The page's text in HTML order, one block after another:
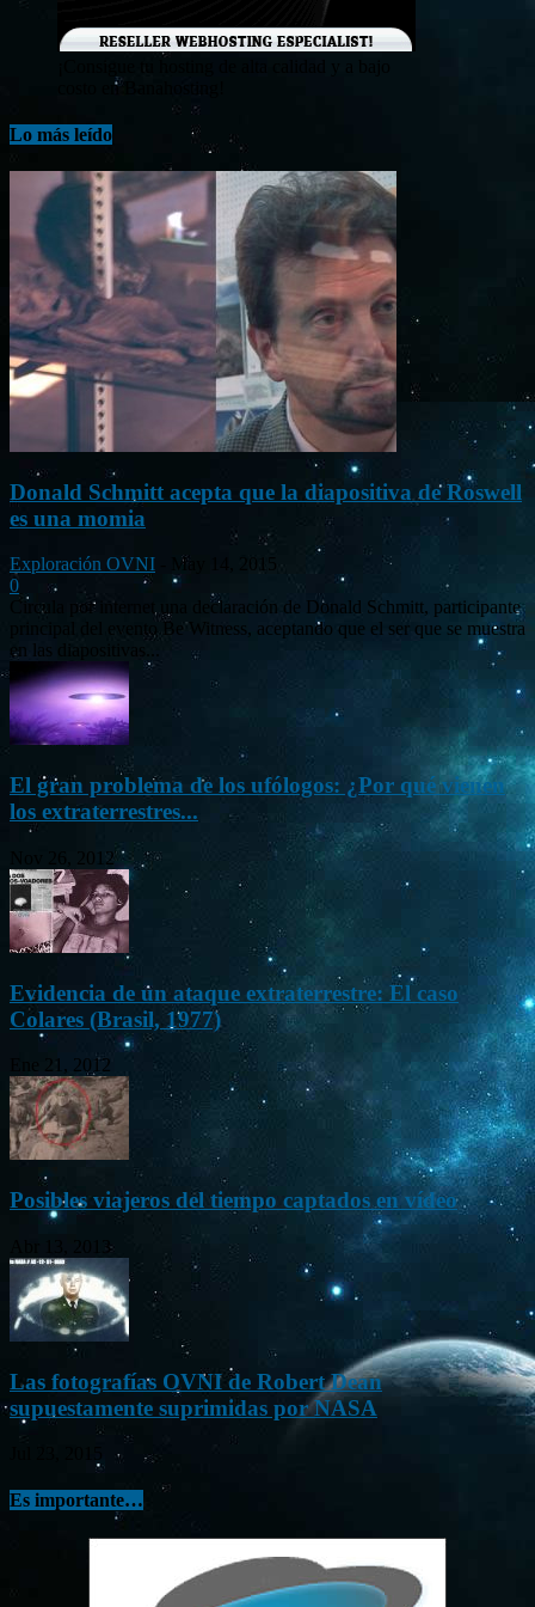
costo en Banahosting!
Lo más leído
Donald Schmitt acepta que la diapositiva de Roswell
es una momia
Exploración OVNI
May 14, 2015
0
Circula por internet una declaración de Donald Schmitt, participante
principal del evento Be Witness, aceptando que el ser que se muestra
en las diapositivas...
El gran problema de los ufólogos: ¿Por qué vienen
los extraterrestres...
Nov 26, 2012
Evidencia de un ataque extraterrestre: El caso
Colares (Brasil, 1977)
Ene 21, 2012
Posibles viajeros del tiempo captados en vídeo
Abr 13, 2013
Las fotografías OVNI de Robert Dean
supuestamente suprimidas por NASA
Es importante…